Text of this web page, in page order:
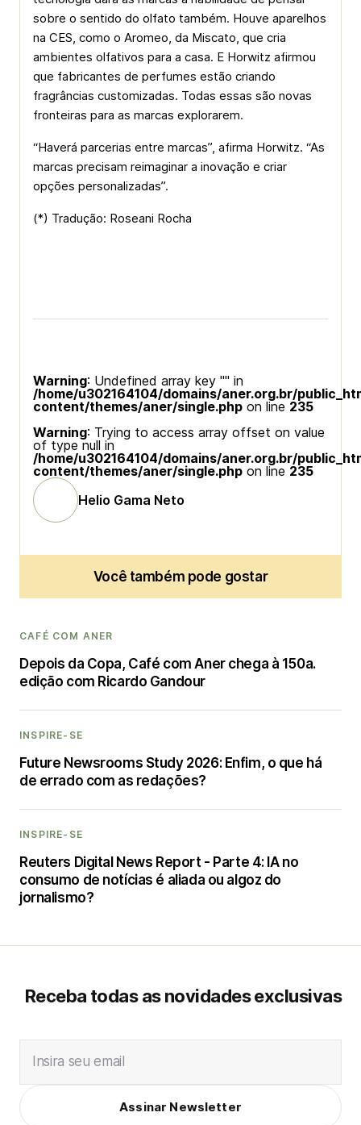
sobre o sentido do olfato também. Houve aparelhos
na CES, como o Aromeo, da Miscato, que cria
ambientes olfativos para a casa. E Horwitz afirmou
que fabricantes de perfumes estão criando
fragrâncias customizadas. Todas essas são novas
fronteiras para as marcas explorarem.
“Haverá parcerias entre marcas”, afirma Horwitz. “As
marcas precisam reimaginar a inovação e criar
opções personalizadas”.
(*) Tradução: Roseani Rocha
Warning: Undefined array key "" in
/home/u302164104/domains/aner.org.br/
content/themes/aner/single.php on line 235
Warning: Trying to access array offset on value
of type null in
/home/u302164104/domains/aner.org.br/
content/themes/aner/single.php on line 235
Helio Gama Neto
Você também pode gostar
CAFÉ COM ANER
Depois da Copa, Café com Aner chega à 150a.
edição com Ricardo Gandour
INSPIRE-SE
Future Newsrooms Study 2026: Enfim, o que há
de errado com as redações?
INSPIRE-SE
Reuters Digital News Report - Parte 4: IA no
consumo de notícias é aliada ou algoz do
jornalismo?
Receba todas as novidades exclusivas
Insira seu email
Assinar Newsletter